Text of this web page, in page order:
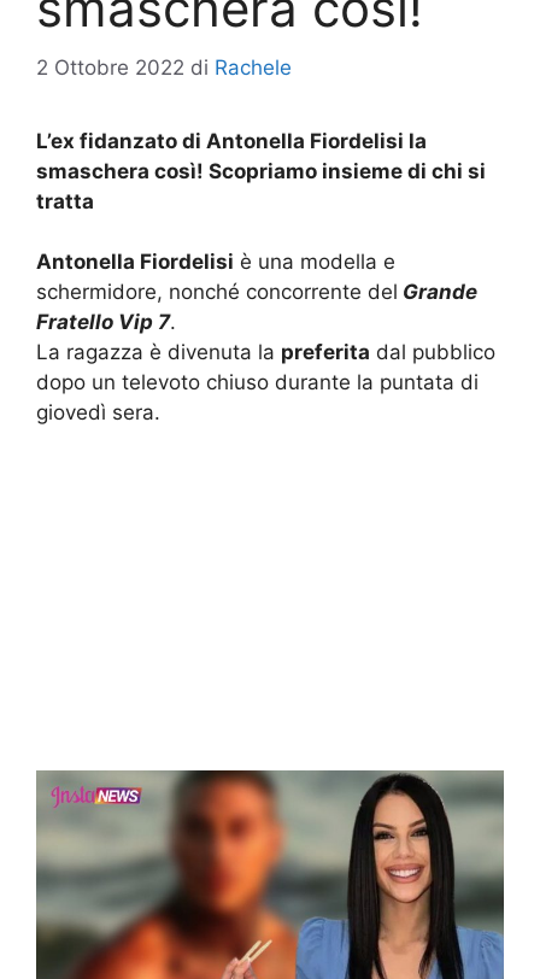
2 Ottobre 2022 di Rachele
L’ex fidanzato di Antonella Fiordelisi la
smaschera così! Scopriamo insieme di chi si
tratta
Antonella Fiordelisi è una modella e
schermidore, nonché concorrente del Grande
Fratello Vip 7.
La ragazza è divenuta la preferita dal pubblico
dopo un televoto chiuso durante la puntata di
giovedì sera.